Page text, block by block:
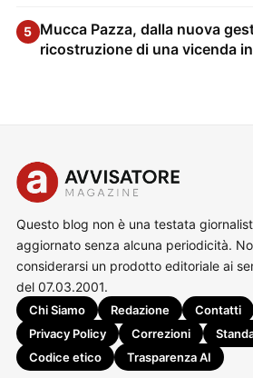
5 Mucca Pazza, dalla nuova
ricostruzione di una vicenda
Questo blog non è una testata
aggiornato senza alcuna periodicità.
considerarsi un prodotto editoriale ai
del 07.03.2001.
Chi Siamo Redazione Contatti
Privacy Policy
Correzioni
Codice etico
Trasparenza AI